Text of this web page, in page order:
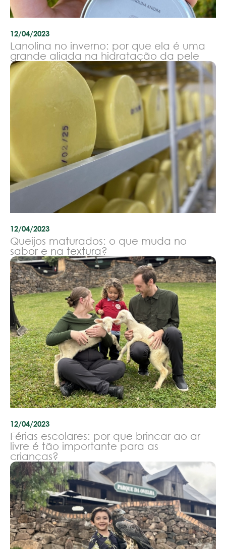
12/04/2023
Lanolina no inverno: por que ela é uma
grande aliada na hidratação da pele
12/04/2023
Queijos maturados: o que muda no
sabor e na textura?
12/04/2023
Férias escolares: por que brincar ao ar
livre é tão importante para as
crianças?